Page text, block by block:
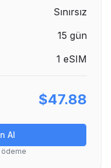
Sınırsız
15 gün
1 eSIM
$47.88
Al
ödeme